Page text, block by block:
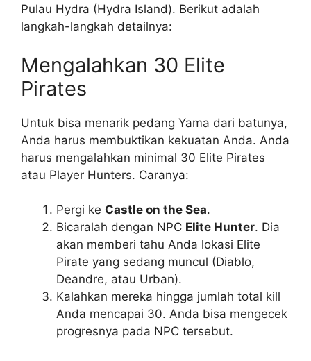
Pulau Hydra (Hydra Island). Berikut adalah
langkah-langkah detailnya:
Mengalahkan 30 Elite
Pirates
Untuk bisa menarik pedang Yama dari batunya,
Anda harus membuktikan kekuatan Anda. Anda
harus mengalahkan minimal 30 Elite Pirates
atau Player Hunters. Caranya:
Pergi ke Castle on the Sea.
Bicaralah dengan NPC Elite Hunter. Dia
akan memberi tahu Anda lokasi Elite
Pirate yang sedang muncul (Diablo,
Deandre, atau Urban).
Kalahkan mereka hingga jumlah total kill
Anda mencapai 30. Anda bisa mengecek
progresnya pada NPC tersebut.